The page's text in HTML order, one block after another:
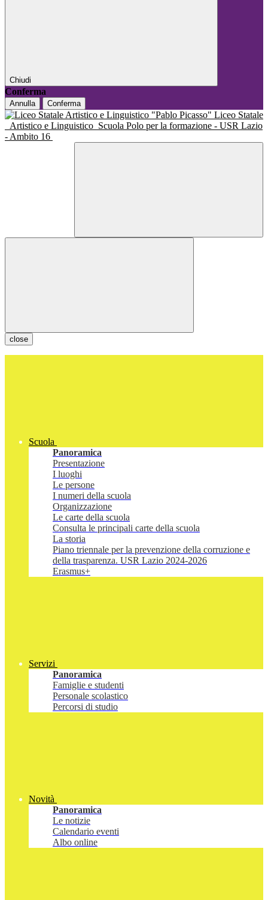
Chiudi
Conferma
Annulla Conferma
Liceo Statale
Artistico e Linguistico Scuola Polo per la formazione - USR Lazio
- Ambito 16
close
Scuola
Panoramica
Presentazione
I luoghi
Le persone
I numeri della scuola
Organizzazione
Le carte della scuola
Consulta le principali carte della scuola
La storia
Piano triennale per la prevenzione della corruzione e
della trasparenza. USR Lazio 2024-2026
Erasmus+
Servizi
Panoramica
Famiglie e studenti
Personale scolastico
Percorsi di studio
Novità
Panoramica
Le notizie
Calendario eventi
Albo online